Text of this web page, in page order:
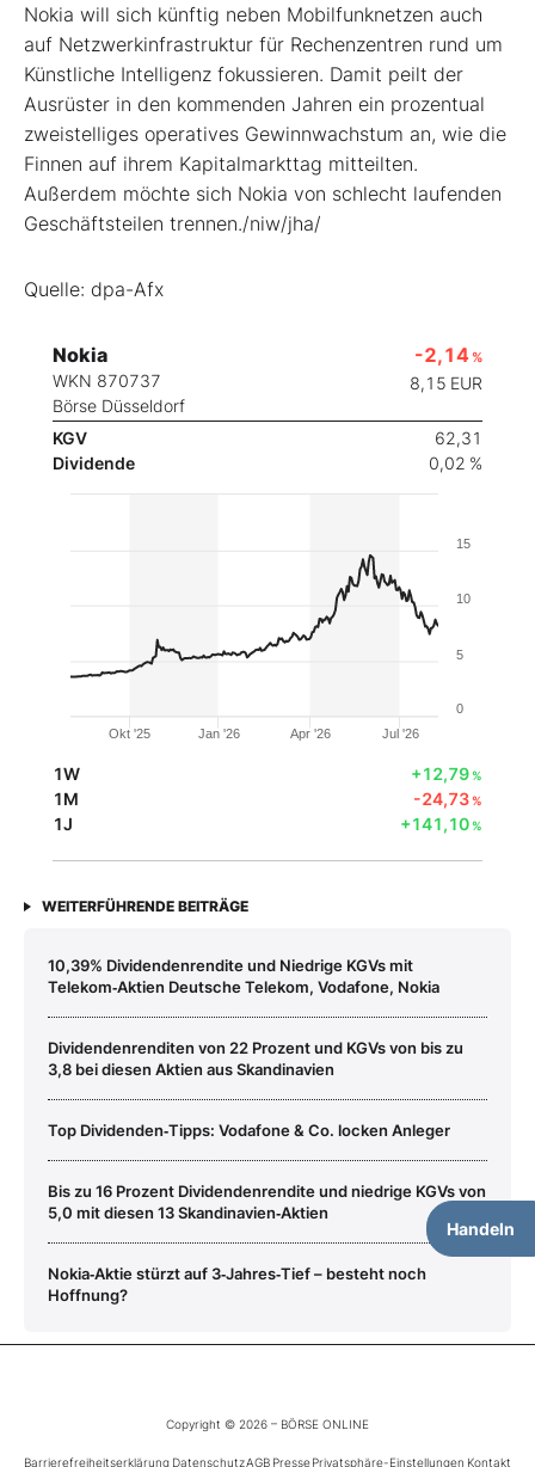
Nokia will sich künftig neben Mobilfunknetzen auch
auf Netzwerkinfrastruktur für Rechenzentren rund um
Künstliche Intelligenz fokussieren. Damit peilt der
Ausrüster in den kommenden Jahren ein prozentual
zweistelliges operatives Gewinnwachstum an, wie die
Finnen auf ihrem Kapitalmarkttag mitteilten.
Außerdem möchte sich Nokia von schlecht laufenden
Geschäftsteilen trennen./niw/jha/
Quelle: dpa-Afx
Nokia
WKN 870737
Börse Düsseldorf
-2,14 %
8,15 EUR
KGV
62,31
Dividende
0,02 %
Handeln
Okt '25 Jan '26 Apr '26 Jul '26
0
5
10
15
1W +12,79%
1M -24,73%
1J +141,10%
WEITERFÜHRENDE BEITRÄGE
10,39% Dividendenrendite und Niedrige KGVs mit
Telekom‑Aktien Deutsche Telekom, Vodafone, Nokia
Dividendenrenditen von 22 Prozent und KGVs von bis zu
3,8 bei diesen Aktien aus Skandinavien
Top Dividenden‑Tipps: Vodafone & Co. locken Anleger
Bis zu 16 Prozent Dividendenrendite und niedrige KGVs von
5,0 mit diesen 13 Skandinavien‑Aktien
Nokia‑Aktie stürzt auf 3‑Jahres‑Tief – besteht noch
Hoffnung?
Copyright © 2026 – BÖRSE ONLINE
Barrierefreiheitserklärung DatenschutzAGB PressePrivatsphäre-Einstellungen Kontakt